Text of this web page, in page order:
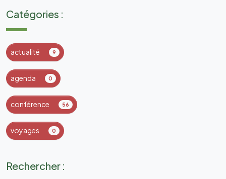
Rechercher :
Catégories :
actualité 9
agenda 0
conférence 56
voyages 0